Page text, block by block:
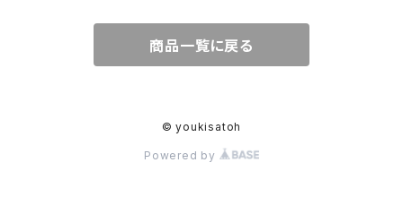
商品一覧に戻る
© youkisatoh
Powered by